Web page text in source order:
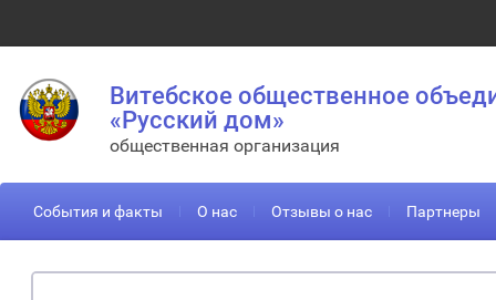
Витебское общественное
«Русский дом»
общественная организация
События и факты О нас Отзывы о нас Партнеры